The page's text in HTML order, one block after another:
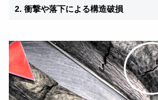
2. 衝撃や落下による構造破損